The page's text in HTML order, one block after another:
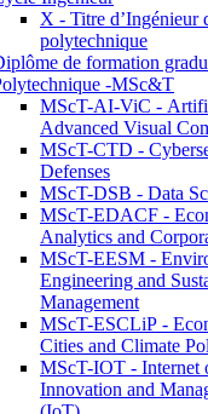
X - Titre d’Ingénieur
polytechnique
de formation
-MSc&T
MScT-AI-ViC -
Advanced Visual
MScT-CTD -
Defenses
MScT-DSB - Data
MScT-EDACF -
Analytics and
MScT-EESM -
Engineering and
Management
MScT-ESCLiP -
Cities and Climate
MScT-IOT - Internet
Innovation and